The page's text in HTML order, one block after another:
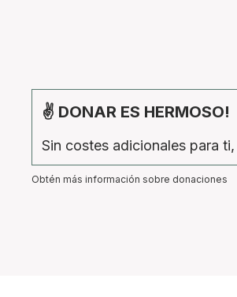
✌ DONAR ES HERMOSO!
Sin costes adicionales para
Obtén más información sobre donaciones